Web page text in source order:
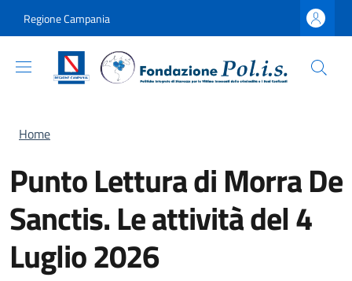
Regione Campania
Briciole di pane
Home
Punto Lettura di Morra De
Sanctis. Le attività del 4
Luglio 2026